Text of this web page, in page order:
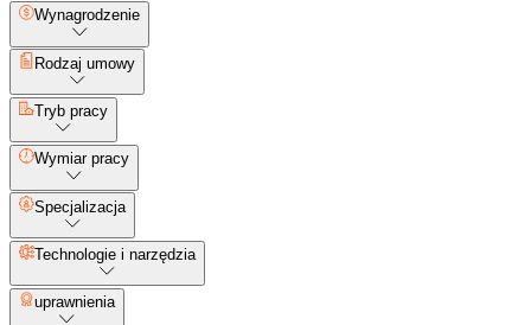
Wynagrodzenie
Rodzaj umowy
Tryb pracy
Wymiar pracy
Specjalizacja
Technologie i narzędzia
uprawnienia